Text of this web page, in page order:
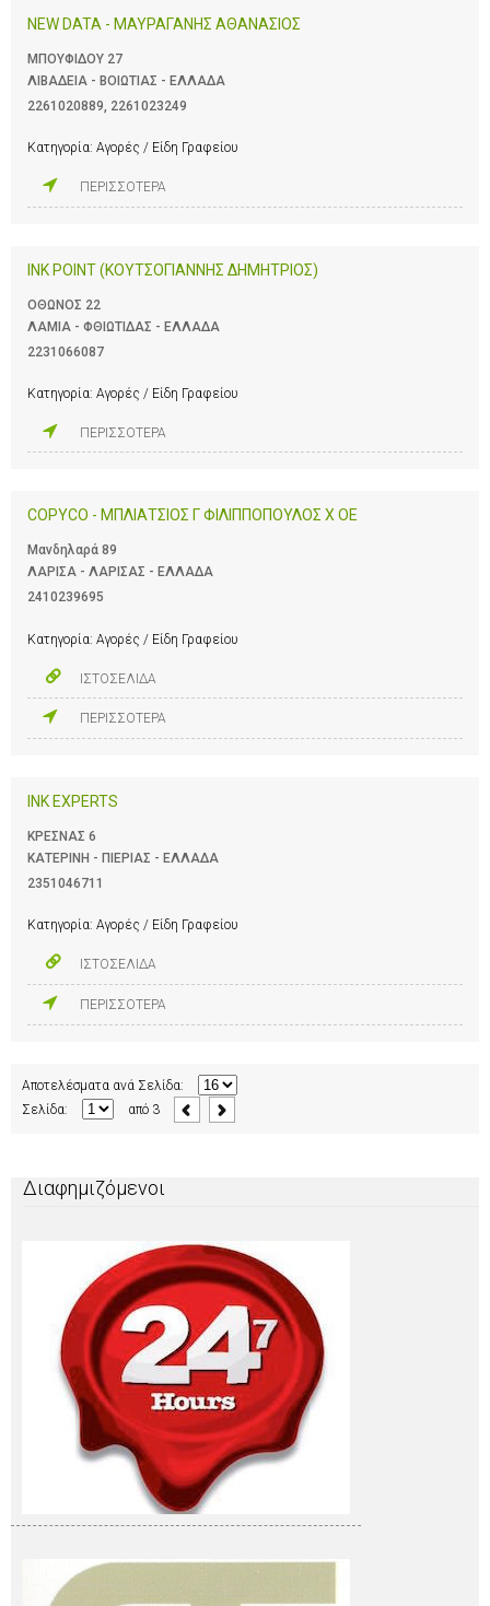
NEW DATA - ΜΑΥΡΑΓΑΝΗΣ ΑΘΑΝΑΣΙΟΣ
ΜΠΟΥΦΙΔΟΥ 27
ΛΙΒΑΔΕΙΑ - ΒΟΙΩΤΙΑΣ - ΕΛΛΑΔΑ
2261020889 2261023249
Κατηγορία: Αγορές / Είδη Γραφείου
ΠΕΡΙΣΣΟΤΕΡΑ
INK POINT (ΚΟΥΤΣΟΓΙΑΝΝΗΣ ΔΗΜΗΤΡΙΟΣ)
ΟΘΩΝΟΣ 22
ΛΑΜΙΑ - ΦΘΙΩΤΙΔΑΣ - ΕΛΛΑΔΑ
2231066087
Κατηγορία: Αγορές / Είδη Γραφείου
ΠΕΡΙΣΣΟΤΕΡΑ
COPYCO - ΜΠΛΙΑΤΣΙΟΣ Γ ΦΙΛΙΠΠΟΠΟΥΛΟΣ Χ ΟΕ
Μανδηλαρά 89
ΛΑΡΙΣΑ - ΛΑΡΙΣΑΣ - ΕΛΛΑΔΑ
2410239695
Κατηγορία: Αγορές / Είδη Γραφείου
ΙΣΤΟΣΕΛΙΔΑ
ΠΕΡΙΣΣΟΤΕΡΑ
INK EXPERTS
ΚΡΕΣΝΑΣ 6
ΚΑΤΕΡΙΝΗ - ΠΙΕΡΙΑΣ - ΕΛΛΑΔΑ
2351046711
Κατηγορία: Αγορές / Είδη Γραφείου
ΙΣΤΟΣΕΛΙΔΑ
ΠΕΡΙΣΣΟΤΕΡΑ
Αποτελέσματα ανά Σελίδα:
Σελίδα:
από 3
Διαφημιζόμενοι